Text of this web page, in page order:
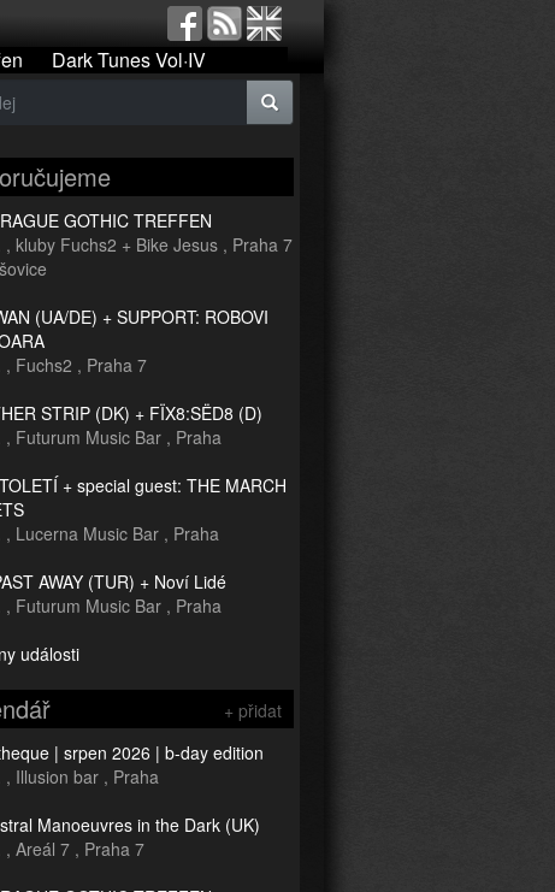
Dark Tunes Vol·IV
GOTHIC TREFFEN
, kluby Fuchs2 + Bike Jesus , Praha 7
(UA/DE) + SUPPORT: ROBOVI
, Fuchs2 , Praha 7
STRIP (DK) + FÏX8:SËD8 (D)
, Futurum Music Bar , Praha
+ special guest: THE MARCH
, Lucerna Music Bar , Praha
AWAY (TUR) + Noví Lidé
, Futurum Music Bar , Praha
události
+ přidat
| srpen 2026 | b-day edition
, Illusion bar , Praha
Manoeuvres in the Dark (UK)
, Areál 7 , Praha 7